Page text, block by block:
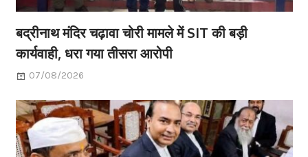
बद्रीनाथ मंदिर चढ़ावा चोरी मामले में SIT की बड़ी
कार्यवाही, धरा गया तीसरा आरोपी
07/08/2026